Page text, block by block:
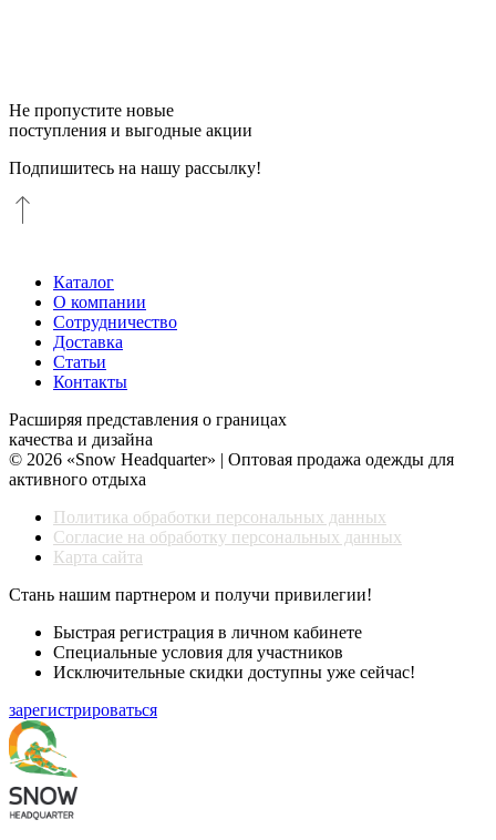
Не пропустите новые
поступления и выгодные акции
Подпишитесь на нашу рассылку!
Каталог
О компании
Сотрудничество
Доставка
Статьи
Контакты
Расширяя представления о границах
качества и дизайна
© 2026 «Snow Headquarter» | Оптовая продажа одежды для
активного отдыха
Политика обработки персональных данных
Согласие на обработку персональных данных
Карта сайта
Стань нашим партнером и получи привилегии!
Быстрая регистрация в личном кабинете
Специальные условия для участников
Исключительные скидки доступны уже сейчас!
зарегистрироваться